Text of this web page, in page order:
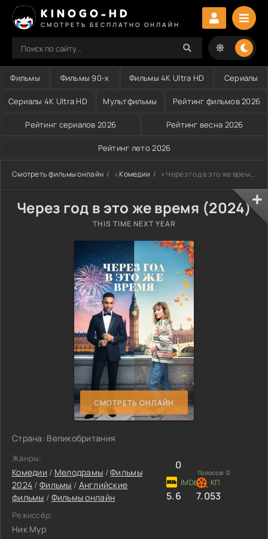
KINOGO-HD
СМОТРЕТЬ БЕСПЛАТНО ОНЛАЙН
Фильмы Фильмы 90-х Фильмы 4K Ultra HD Сериалы
Сериалы 4K Ultra HD Мультфильмы Рейтинг фильмов 2026
Рейтинг сериалов 2026 Рейтинг весна 2026
Рейтинг лето 2026
Смотреть фильмы онлайн »Комедии » Через год в это же время (2024)
Через год в это же время (2024)
THIS TIME NEXT YEAR
СМОТРЕТЬ ОНЛАЙН
Страна: Великобритания
Жанры:
Комедии / Мелодрамы /Фильмы
2024 / Фильмы / Английские
фильмы / Фильмы онлайн
Режиссёр:
Ник Мур
0
Голосов: 0
5.6 7.053